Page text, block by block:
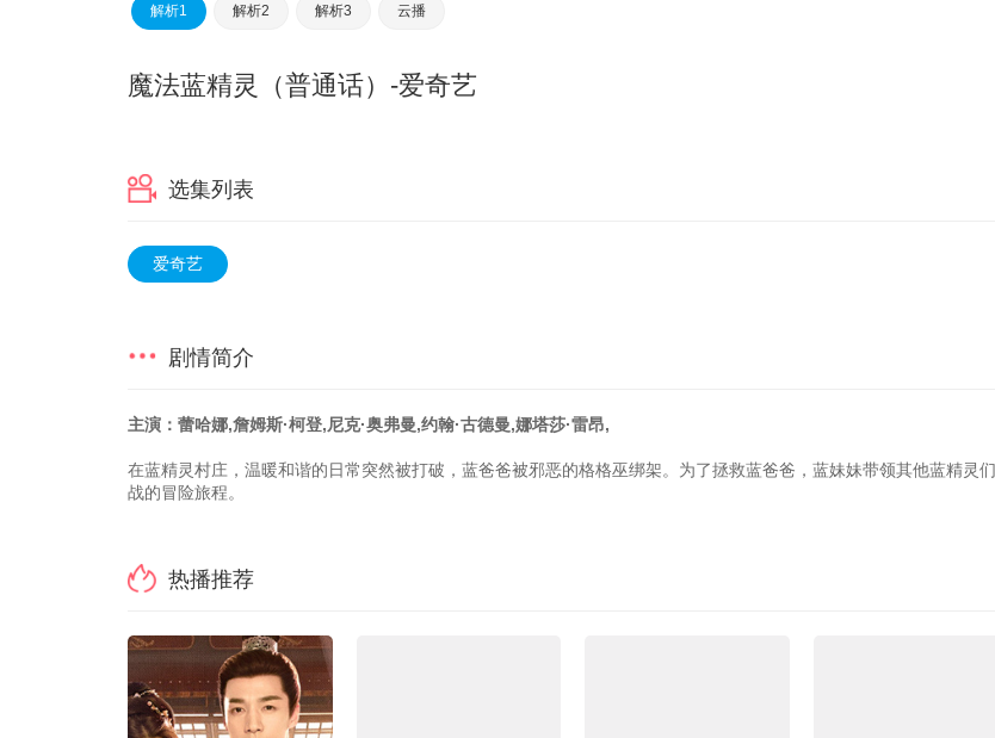
解析1 解析2 解析3 云播
魔法蓝精灵（普通话） -爱奇艺
选集列表
爱奇艺
剧情简介
主演：蕾哈娜,詹姆斯·柯登,尼克·奥弗曼,约翰·古德曼,娜塔莎·雷昂,
在蓝精灵村庄，温暖和谐的日常突然被打破，蓝爸爸被邪恶的格格巫绑架。为了拯救蓝爸爸，蓝妹妹带领其他蓝精灵
战的冒险旅程。
热播推荐